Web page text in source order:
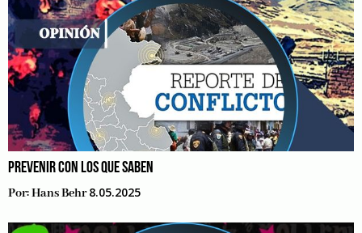
PREVENIR CON LOS QUE SABEN
Por:Hans Behr 8.05.2025